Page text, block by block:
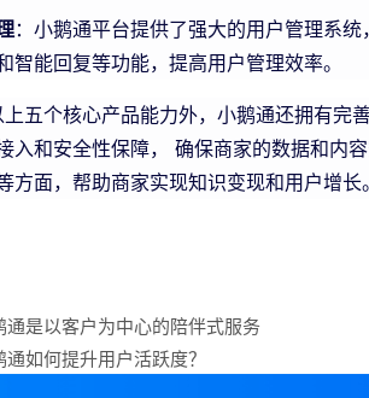
：小鹅通平台提供了强大的用户管理系
智能回复等功能，提高用户管理效率。
个核心产品能力外，小鹅通还拥有完善
入和安全性保障， 确保商家的数据和内
方面，帮助商家实现知识变现和用户增长。
通是以客户为中心的陪伴式服务
通如何提升用户活跃度？